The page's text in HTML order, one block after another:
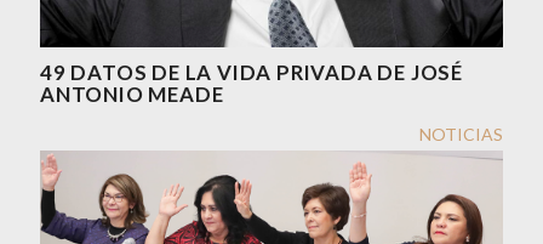
49 DATOS DE LA VIDA PRIVADA DE JOSÉ
ANTONIO MEADE
NOTICIAS